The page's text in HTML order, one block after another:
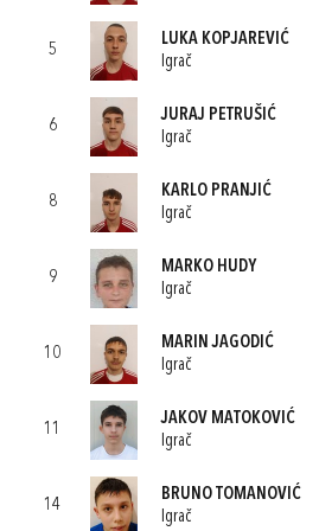
5
LUKA KOPJAREVIĆ
Igrač
6
JURAJ PETRUŠIĆ
Igrač
8
KARLO PRANJIĆ
Igrač
9
MARKO HUDY
Igrač
10
MARIN JAGODIĆ
Igrač
11
JAKOV MATOKOVIĆ
Igrač
14
BRUNO TOMANOVIĆ
Igrač